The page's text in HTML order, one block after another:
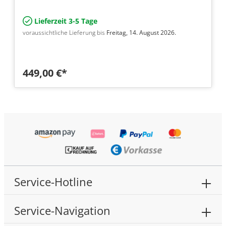
Lieferzeit 3-5 Tage
voraussichtliche Lieferung bis Freitag, 14. August 2026.
449,00 €*
Service-Hotline
Service-Navigation